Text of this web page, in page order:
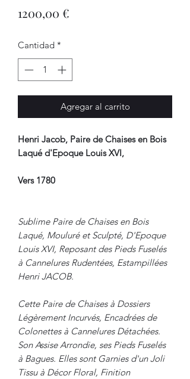
1200,00 €
Cantidad *
Agregar al carrito
Henri Jacob, Paire de Chaises en Bois
Laqué d'Epoque Louis XVI,
Vers 1780
Sublime Paire de Chaises en Bois
Laqué, Mouluré et Sculpté, D'Epoque
Louis XVI, Reposant des Pieds Fuselés
à Cannelures Rudentées, Estampillées
Henri JACOB.
Cette Paire de Chaises à Dossiers
Légèrement Incurvés, Encadrées de
Colonettes à Cannelures Détachées.
Son Assise Arrondie, ses Pieds Fuselés
à Bagues. Elles sont Garnies d'un Joli
Tissu à Décor Floral, Finition